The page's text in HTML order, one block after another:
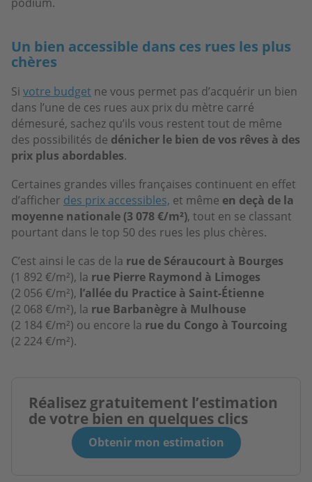
Un bien accessible dans ces rues les plus
chères
Si votre budget ne vous permet pas d’acquérir un bien
dans l’une de ces rues aux prix du mètre carré
démesuré, sachez qu’ils vous restent tout de même
des possibilités de dénicher le bien de vos rêves à des
prix plus abordables.
Certaines grandes villes françaises continuent en effet
d’afficher des prix accessibles, et même en deçà de la
moyenne nationale (3 078 €/m²), tout en se classant
pourtant dans le top 50 des rues les plus chères.
C’est ainsi le cas de la rue de Séraucourt à Bourges
(1 892 €/m²), la rue Pierre Raymond à Limoges
(2 056 €/m²), l’allée du Practice à Saint-Étienne
(2 068 €/m²), la rue Barbanègre à Mulhouse
(2 184 €/m²) ou encore la rue du Congo à Tourcoing
(2 224 €/m²).
Réalisez gratuitement l’estimation
de votre bien en quelques clics
Obtenir mon estimation